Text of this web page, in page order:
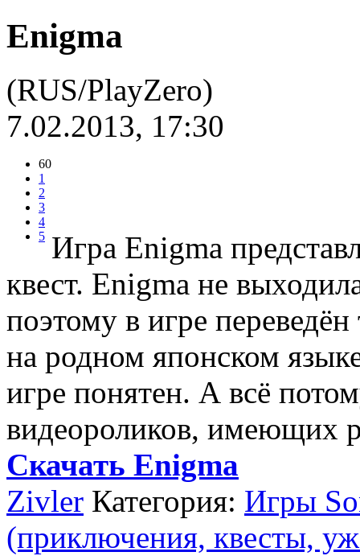
Enigma
(RUS/PlayZero)
7.02.2013, 17:30
60
1
2
3
4
5 Игра Enigma
квест. Enigma не
поэтому в игре переведён
на родном японском
игре понятен. А всё
видеороликов, имеющих
Скачать Enigma
Zivler Категория: Игры
(приключения, квесты,